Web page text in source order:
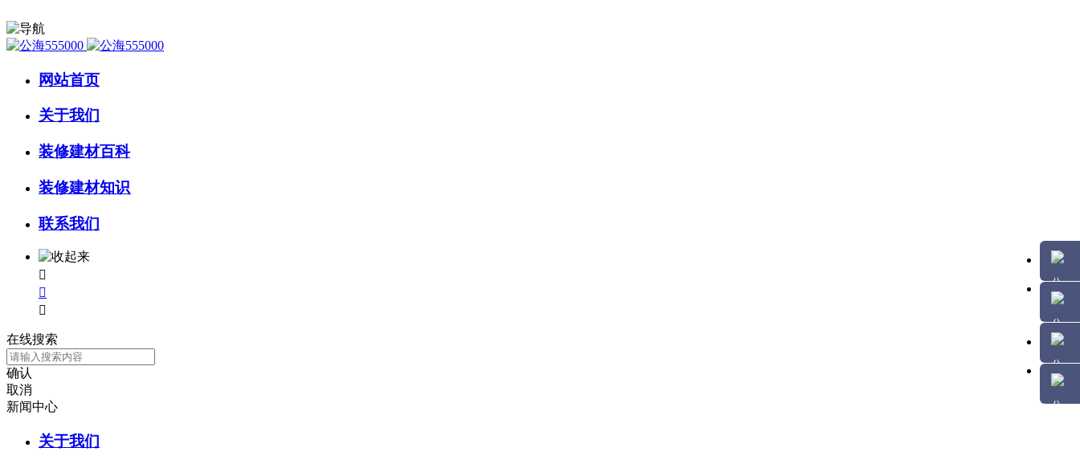
网站首页
关于我们
装修建材百科
装修建材知识
联系我们



在线搜索
确认
取消
新闻中心
关于我们